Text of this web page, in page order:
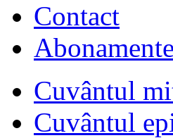
Contact
Abonamente
Cuvântul
Cuvântul